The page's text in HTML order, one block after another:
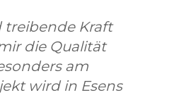
treibende Kraft
die Qualität
am
wird in Esens